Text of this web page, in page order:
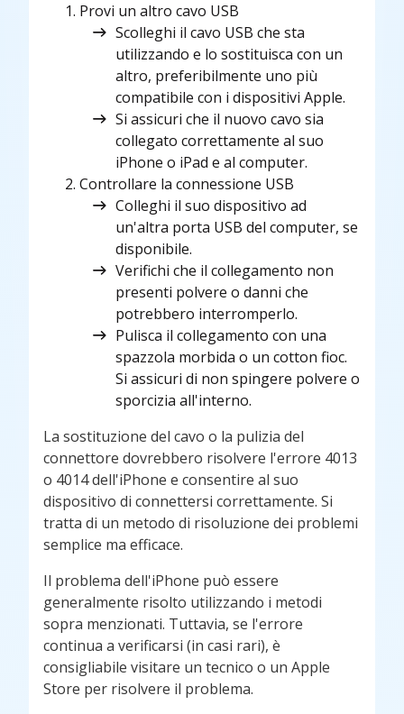
Provi un altro cavo USB
Scolleghi il cavo USB che sta
utilizzando e lo sostituisca con un
altro, preferibilmente uno più
compatibile con i dispositivi Apple.
Si assicuri che il nuovo cavo sia
collegato correttamente al suo
iPhone o iPad e al computer.
Controllare la connessione USB
Colleghi il suo dispositivo ad
un'altra porta USB del computer, se
disponibile.
Verifichi che il collegamento non
presenti polvere o danni che
potrebbero interromperlo.
Pulisca il collegamento con una
spazzola morbida o un cotton fioc.
Si assicuri di non spingere polvere o
sporcizia all'interno.
La sostituzione del cavo o la pulizia del
connettore dovrebbero risolvere l'errore 4013
o 4014 dell'iPhone e consentire al suo
dispositivo di connettersi correttamente. Si
tratta di un metodo di risoluzione dei problemi
semplice ma efficace.
Il problema dell'iPhone può essere
generalmente risolto utilizzando i metodi
sopra menzionati. Tuttavia, se l'errore
continua a verificarsi (in casi rari), è
consigliabile visitare un tecnico o un Apple
Store per risolvere il problema.